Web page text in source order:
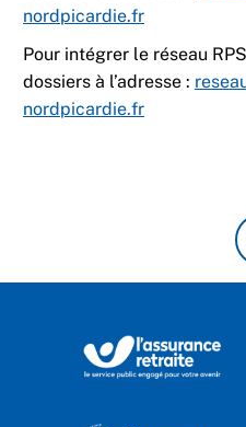
nordpicardie.fr
Pour intégrer le réseau
dossiers à l’adresse :
nordpicardie.fr